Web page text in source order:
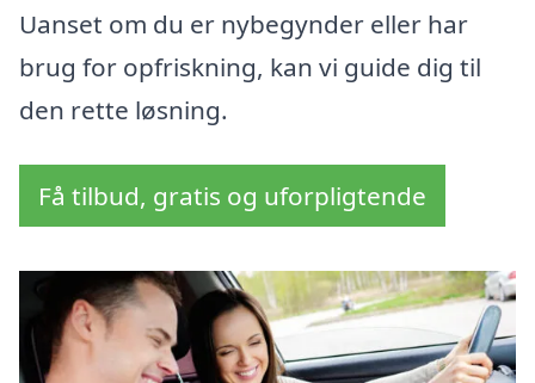
Uanset om du er nybegynder eller har
brug for opfriskning, kan vi guide dig til
den rette løsning.
Få tilbud, gratis og uforpligtende